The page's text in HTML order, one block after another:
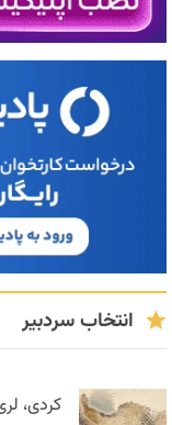
انتخاب سردبیر
کردی،